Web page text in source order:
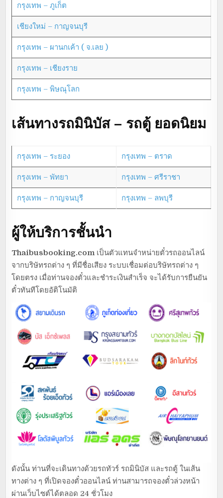
กรุงเทพ – ภูเก็ต
เชียงใหม่ – กาญจนบุรี
กรุงเทพ – ผานกเค้า ( จ.เลย )
กรุงเทพ – เชียงราย
กรุงเทพ – พิษณุโลก
เส้นทางรถมินิบัส – รถตู้ ยอดนิยม
กรุงเทพ – ระยอง กรุงเทพ – ตราด
กรุงเทพ – พัทยา กรุงเทพ – ศรีราชา
กรุงเทพ – กาญจนบุรี กรุงเทพ – ลพบุรี
ผู้ให้บริการชั้นนำ
Thaibusbooking.com เป็นตัวแทนจำหน่ายตั๋วรถออนไลน์
จากบริษัทรถต่าง ๆ ที่มีชื่อเสียง ระบบเชื่อมต่อบริษัทรถต่าง ๆ
โดยตรง เมื่อท่านจองตั๋วและชำระเงินสำเร็จ จะได้รับการยืนยัน
ตั๋วทันทีโดยอัติโนมัติ
ดังนั้น ท่านที่จะเดินทางด้วยรถทัวร์ รถมินิบัส และรถตู้ ในเส้น
ทางต่าง ๆ ที่เปิดจองตั๋วออนไลน์ ท่านสามารถจองตั๋วล่วงหน้า
ผ่านเว็บไซต์ได้ตลอด 24 ชั่วโมง